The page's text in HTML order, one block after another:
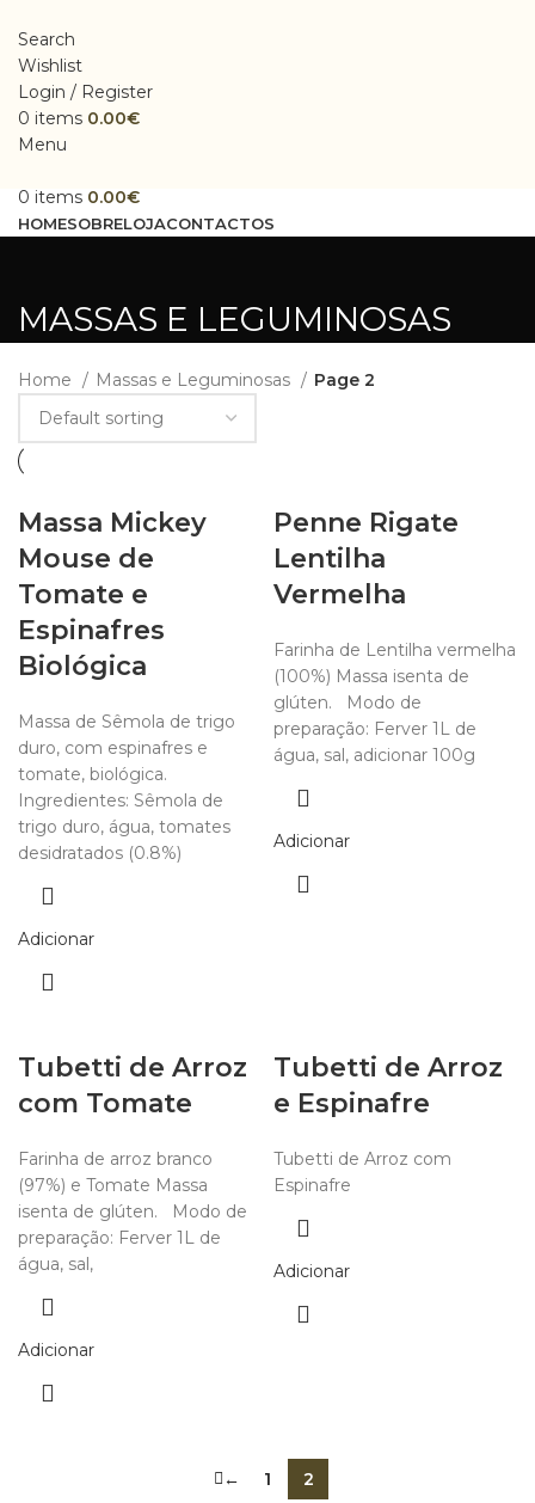
Search
Wishlist
Login / Register
0 items 0.00€
Menu
0 items 0.00€
HOMESOBRELOJACONTACTOS
MASSAS E LEGUMINOSAS
Home Massas e Leguminosas Page 2
Massa Mickey
Mouse de
Tomate e
Espinafres
Biológica
Massa de Sêmola de trigo
duro, com espinafres e
tomate, biológica.
Ingredientes: Sêmola de
trigo duro, água, tomates
desidratados (0.8%)
Adicionar
Penne Rigate
Lentilha
Vermelha
Farinha de Lentilha vermelha
(100%) Massa isenta de
glúten. Modo de
preparação: Ferver 1L de
água, sal, adicionar 100g
Adicionar
Tubetti de Arroz
com Tomate
Farinha de arroz branco
(97%) e Tomate Massa
isenta de glúten. Modo de
preparação: Ferver 1L de
água, sal,
Adicionar
Tubetti de Arroz
e Espinafre
Tubetti de Arroz com
Espinafre
Adicionar
← 1 2